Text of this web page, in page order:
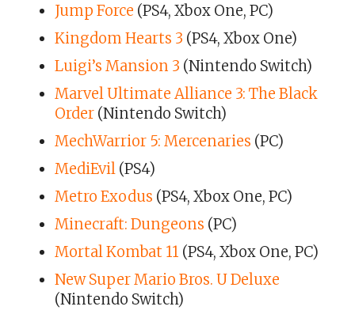
Jump Force (PS4, Xbox One, PC)
Kingdom Hearts 3 (PS4, Xbox One)
Luigi’s Mansion 3 (Nintendo Switch)
Marvel Ultimate Alliance 3: The Black
Order(Nintendo Switch)
MechWarrior 5: Mercenaries (PC)
MediEvil(PS4)
Metro Exodus (PS4, Xbox One, PC)
Minecraft: Dungeons (PC)
Mortal Kombat 11 (PS4, Xbox One, PC)
New Super Mario Bros. U Deluxe
(Nintendo Switch)